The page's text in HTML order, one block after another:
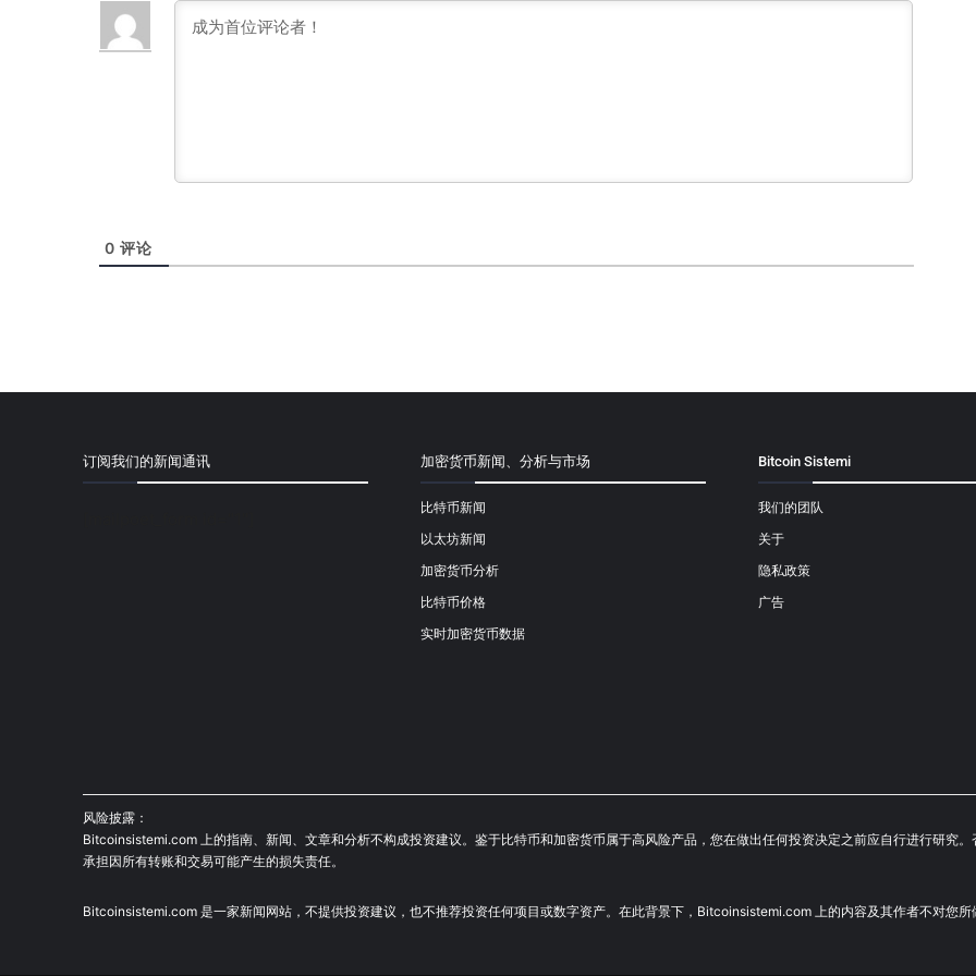
0 评论
订阅我们的新闻通讯 加密货币新闻、分析与市场
比特币新闻
以太坊新闻
加密货币分析
比特币价格
实时加密货币数据
Bitcoin Sistemi
我们的团队
关于
隐私政策
广告
风险披露：
Bitcoinsistemi.com 上的指南、新闻、文章和分析不构成投资建议。鉴于比特币和加密货币属于高风险产品，您在做出任何投资决定之前应自行进行研究
承担因所有转账和交易可能产生的损失责任。
Bitcoinsistemi.com 是一家新闻网站，不提供投资建议，也不推荐投资任何项目或数字资产。在此背景下，Bitcoinsistemi.com 上的内容及其作者不对您